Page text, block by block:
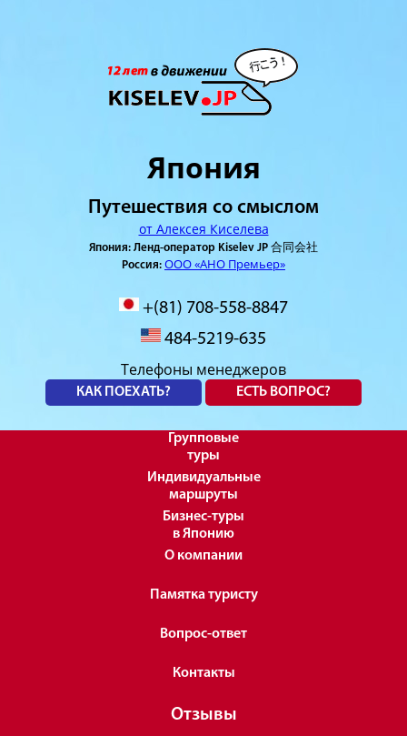
Япония
Путешествия со смыслом
от Алексея Киселева
Япония: Ленд-оператор Kiselev JP 合同会社
Россия: ООО «АНО Премьер»
+(81) 708-558-8847
484-5219-635
Телефоны менеджеров
КАК ПОЕХАТЬ? ЕСТЬ ВОПРОС?
Групповые
туры
Индивидуальные
маршруты
Бизнес-туры
в Японию
О компании
Памятка туристу
Вопрос-ответ
Контакты
Отзывы